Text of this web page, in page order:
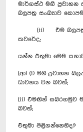
මාර්ගස්ථ මගී
බලපත්‍ර සංඛ්‍යාව
(ii) එම බලපත්‍ර
කවරේද;
යන්න එතුමා මෙම
(ආ) (i) මගී ප්‍රවාහන
ධාවනය වන බවත්;
(ii) එමඟින් සබරගමුව
බවත්;
එතුමා පිළිගන්නෙහිද?